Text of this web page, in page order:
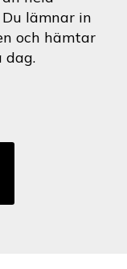
lämnar in
och hämtar
dag.